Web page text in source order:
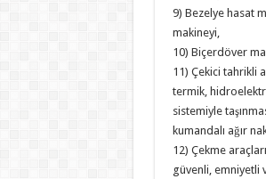
9) Bezelye hasat
makineyi,
10) Biçerdöver
11) Çekici tahrikli
termik,
sistemiyle
kumandalı ağır
12) Çekme
güvenli, emniyetli